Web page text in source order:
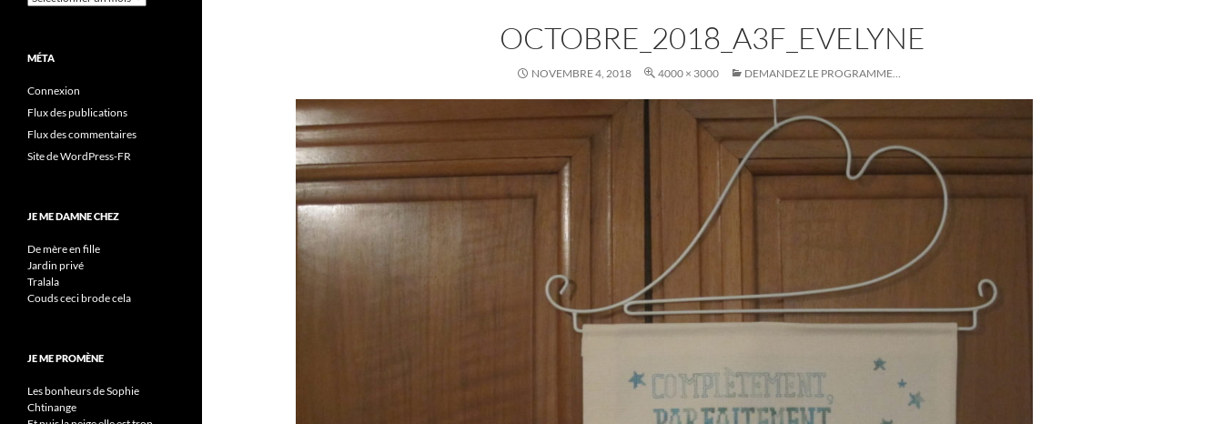
OCTOBRE_2018_A3F_EVELYNE
NOVEMBRE 4, 2018 4000 × 3000 DEMANDEZ LE PROGRAMME…
MÉTA
Connexion
Flux des publications
Flux des commentaires
Site de WordPress-FR
JE ME DAMNE CHEZ
De mère en fille
Jardin privé
Tralala
Couds ceci brode cela
JE ME PROMÈNE
Les bonheurs de Sophie
Chtinange